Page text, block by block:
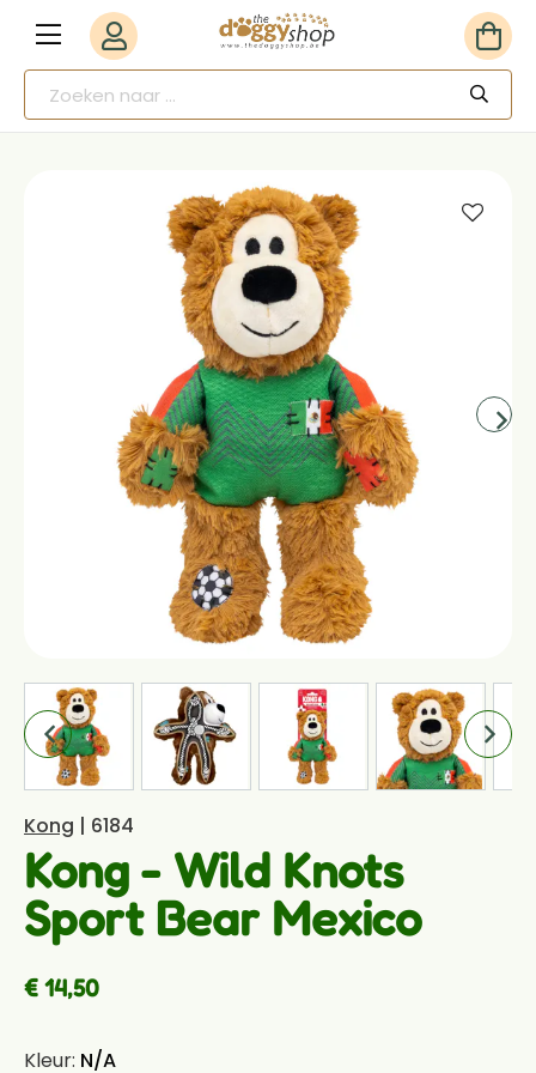
Kong | 6184
Kong - Wild Knots
Sport Bear Mexico
€ 14,50
Kleur: N/A